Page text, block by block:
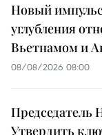
Новый
углубления
Вьетнамом и
08/08/2026 08:00
Председатель
Утвердить